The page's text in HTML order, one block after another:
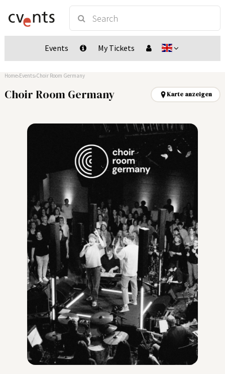
Events My Tickets
Home Events Choir Room Germany
Choir Room Germany Karte anzeigen